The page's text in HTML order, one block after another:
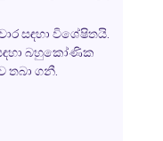
සඳහා විශේෂිතයි.
සඳහා බහුකෝණික
තබා ගනී.